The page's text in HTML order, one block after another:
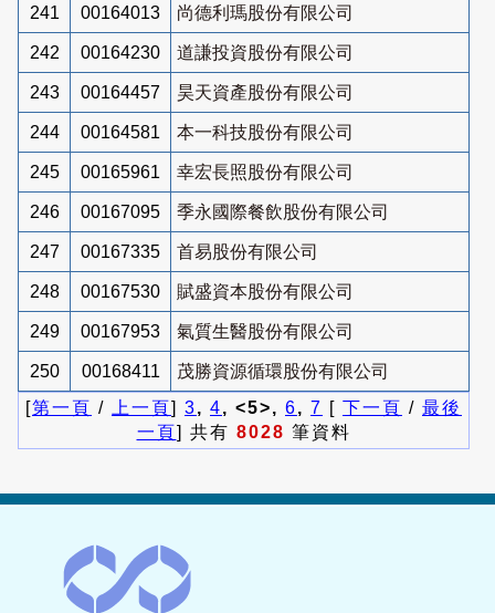
241 00164013 尚德利瑪股份有限公司
242 00164230 道謙投資股份有限公司
243 00164457 昊天資產股份有限公司
244 00164581 本一科技股份有限公司
245 00165961 幸宏長照股份有限公司
246 00167095 季永國際餐飲股份有限公司
247 00167335 首易股份有限公司
248 00167530 賦盛資本股份有限公司
249 00167953 氣質生醫股份有限公司
250 00168411
茂勝資源循環股份有限公司
[第一頁 / 上一頁] 3, 4, <5>, 6, 7 [ 下一頁 / 最後
一頁] 共有 8028 筆資料